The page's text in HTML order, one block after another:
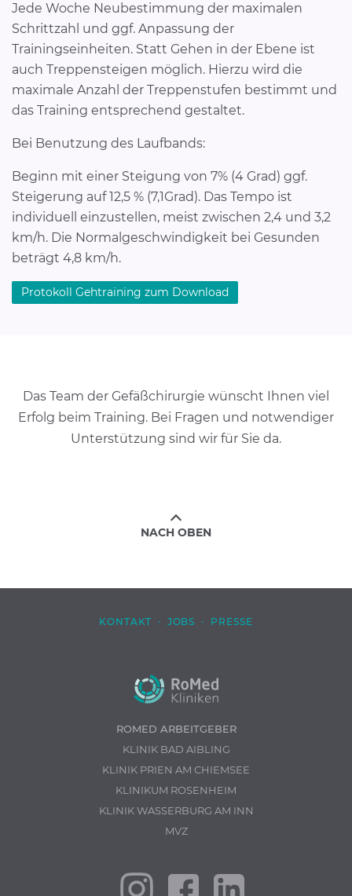
Jede Woche Neubestimmung der maximalen
Schrittzahl und ggf. Anpassung der
Trainingseinheiten. Statt Gehen in der Ebene ist
auch Treppensteigen möglich. Hierzu wird die
maximale Anzahl der Treppenstufen bestimmt und
das Training entsprechend gestaltet.
Bei Benutzung des Laufbands:
Beginn mit einer Steigung von 7% (4 Grad) ggf.
Steigerung auf 12,5 % (7,1Grad). Das Tempo ist
individuell einzustellen, meist zwischen 2,4 und 3,2
km/h. Die Normalgeschwindigkeit bei Gesunden
beträgt 4,8 km/h.
Protokoll Gehtraining zum Download
Das Team der Gefäßchirurgie wünscht Ihnen viel
Erfolg beim Training. Bei Fragen und notwendiger
Unterstützung sind wir für Sie da.
NACH OBEN
KONTAKT · JOBS · PRESSE
ROMED ARBEITGEBER
KLINIK BAD AIBLING
KLINIK PRIEN AM CHIEMSEE
KLINIKUM ROSENHEIM
KLINIK WASSERBURG AM INN
MVZ